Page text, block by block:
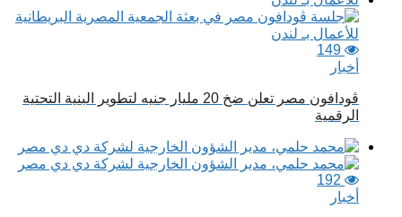
149
أخبار
ڤودافون مصر تعلن ضخ 20 مليار جنيه لتطوير البنية التحتية
الرقمية
192
أخبار